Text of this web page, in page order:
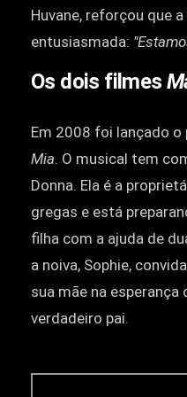
Huvane, reforçou que
entusiasmada:
Os dois filmes
Em 2008 foi lançado
Mia. O musical tem
Donna. Ela é a
gregas e está
filha com a ajuda de
a noiva, Sophie,
sua mãe na esperança
verdadeiro pai.